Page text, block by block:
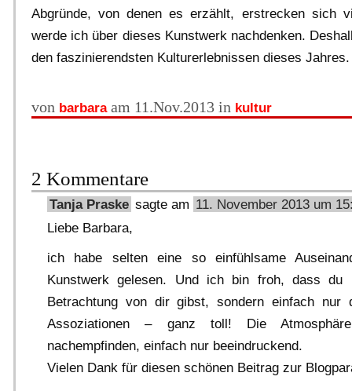
Abgründe, von denen es erzählt, erstrecken sich
werde ich über dieses Kunstwerk nachdenken.
den faszinierendsten Kulturerlebnissen dieses Jahres.
von barbaraam 11.Nov.2013 in kultur
2 Kommentare
Tanja Praske sagte am 11. November 2013 um
Liebe Barbara,
ich habe selten eine so einfühlsame
Kunstwerk gelesen. Und ich bin froh, dass du
Betrachtung von dir gibst, sondern einfach nur
Assoziationen – ganz toll! Die
nachempfinden, einfach nur beeindruckend.
Vielen Dank für diesen schönen Beitrag zur